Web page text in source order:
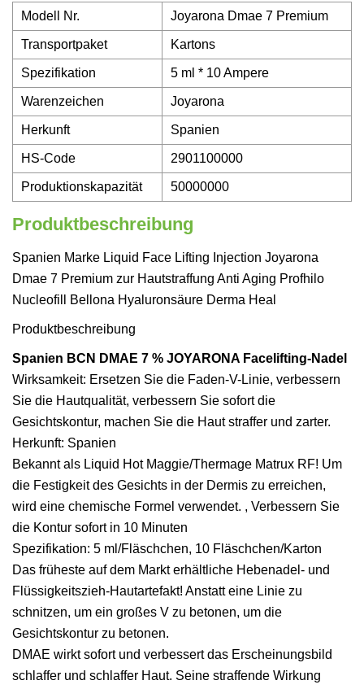
Modell Nr. Joyarona Dmae 7 Premium
Transportpaket Kartons
Spezifikation 5 ml * 10 Ampere
Warenzeichen Joyarona
Herkunft Spanien
HS-Code 2901100000
Produktionskapazität 50000000
Produktbeschreibung
Spanien Marke Liquid Face Lifting Injection Joyarona
Dmae 7 Premium zur Hautstraffung Anti Aging Profhilo
Nucleofill Bellona Hyaluronsäure Derma Heal
Produktbeschreibung
Spanien BCN DMAE 7 % JOYARONA Facelifting-Nadel
Wirksamkeit: Ersetzen Sie die Faden-V-Linie, verbessern
Sie die Hautqualität, verbessern Sie sofort die
Gesichtskontur, machen Sie die Haut straffer und zarter.
Herkunft: Spanien
Bekannt als Liquid Hot Maggie/Thermage Matrux RF! Um
die Festigkeit des Gesichts in der Dermis zu erreichen,
wird eine chemische Formel verwendet. , Verbessern Sie
die Kontur sofort in 10 Minuten
Spezifikation: 5 ml/Fläschchen, 10 Fläschchen/Karton
Das früheste auf dem Markt erhältliche Hebenadel- und
Flüssigkeitszieh-Hautartefakt! Anstatt eine Linie zu
schnitzen, um ein großes V zu betonen, um die
Gesichtskontur zu betonen.
DMAE wirkt sofort und verbessert das Erscheinungsbild
schlaffer und schlaffer Haut. Seine straffende Wirkung